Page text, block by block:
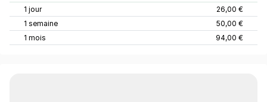
1 jour
26,00 €
1 semaine
50,00 €
1 mois
94,00 €